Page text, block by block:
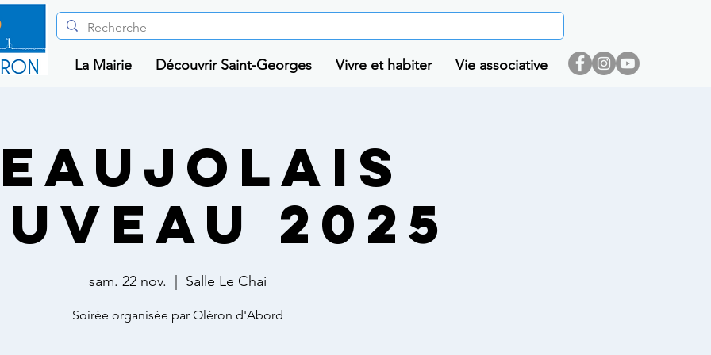
La Mairie Découvrir Saint-Georges Vivre et habiter Vie associative
2025
sam. 22 nov. Salle Le Chai
Soirée organisée par Oléron d'Abord